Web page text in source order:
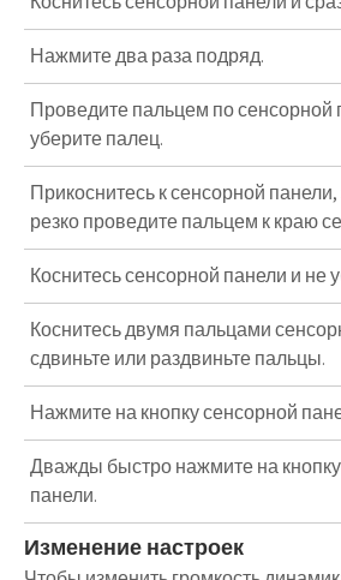
Нажмите два раза подряд.
Проведите пальцем по сенсорной
уберите палец.
Прикоснитесь к сенсорной
резко проведите пальцем к краю
Коснитесь сенсорной панели и не
Коснитесь двумя пальцами
сдвиньте или раздвиньте пальцы.
Нажмите на кнопку сенсорной
Дважды быстро нажмите на
панели.
Изменение настроек